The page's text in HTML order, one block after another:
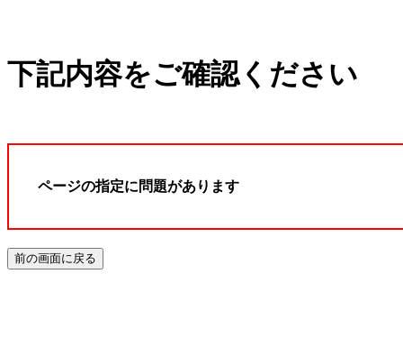
下記内容をご確認ください
ページの指定に問題があります